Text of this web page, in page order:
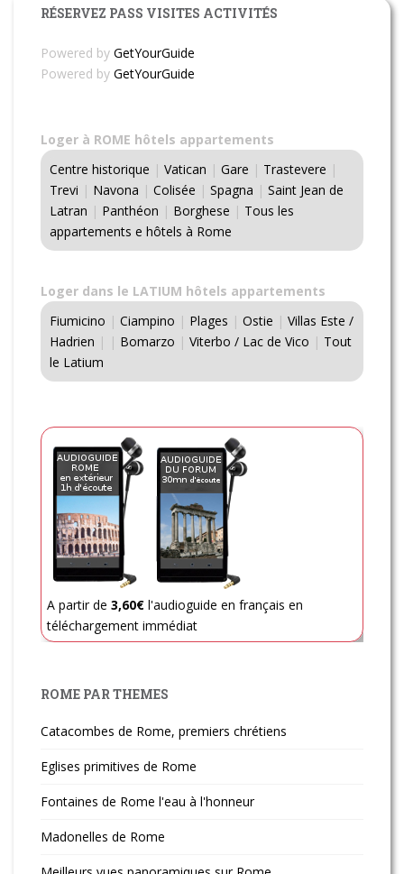
RÉSERVEZ PASS VISITES ACTIVITÉS
Powered by GetYourGuide
Powered by GetYourGuide
Loger à ROME hôtels appartements
Centre historique | Vatican | Gare | Trastevere |
Trevi | Navona | Colisée | Spagna | Saint Jean de
Latran | Panthéon | Borghese | Tous les
appartements e hôtels à Rome
Loger dans le LATIUM hôtels appartements
Fiumicino | Ciampino | Plages | Ostie | Villas Este /
Hadrien | | Bomarzo | Viterbo / Lac de Vico | Tout
le Latium
A partir de 3,60€ l'audioguide en français en
téléchargement immédiat
ROME PAR THEMES
Catacombes de Rome, premiers chrétiens
Eglises primitives de Rome
Fontaines de Rome l'eau à l'honneur
Madonelles de Rome